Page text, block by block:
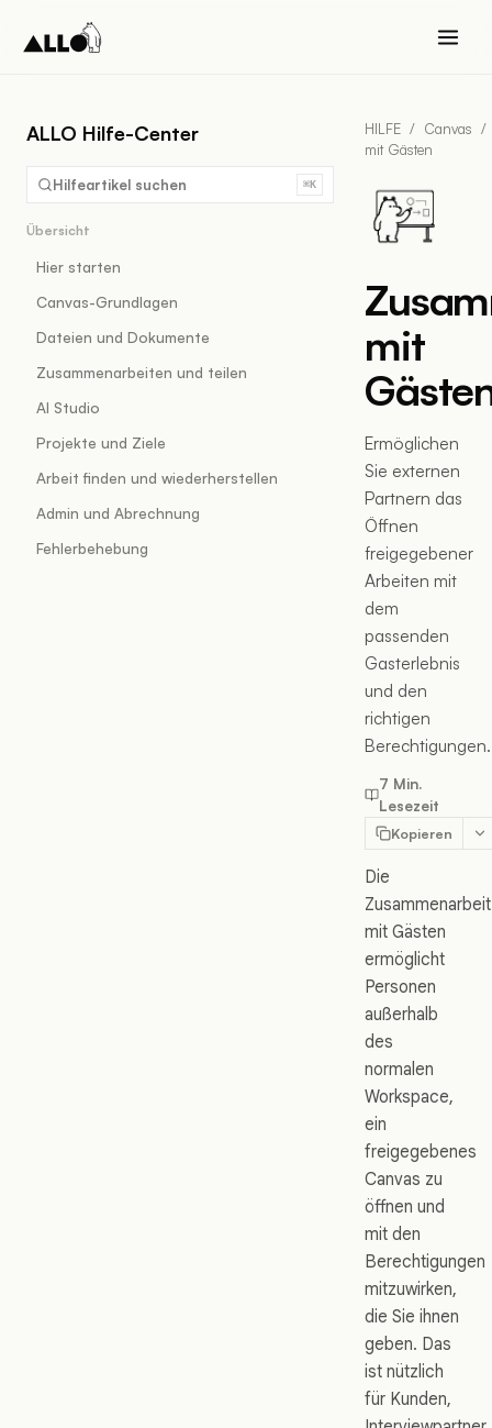
ALLO Hilfe-Center
Hilfeartikel suchen ⌘K
Übersicht
Hier starten
Canvas-Grundlagen
Dateien und Dokumente
Zusammenarbeiten und teilen
AI Studio
Projekte und Ziele
Arbeit finden und wiederherstellen
Admin und Abrechnung
Fehlerbehebung
HILFE / Canvas /
mit Gästen
mit
Ermöglichen
Sie externen
Partnern das
Öffnen
freigegebener
Arbeiten mit
dem
passenden
Gasterlebnis
und den
richtigen
Berechtigungen.
7 Min.
Lesezeit
Kopieren
Die
Zusammenarbeit
mit Gästen
ermöglicht
Personen
außerhalb
des
normalen
Workspace,
ein
freigegebenes
Canvas zu
öffnen und
mit den
Berechtigungen
mitzuwirken,
die Sie ihnen
geben. Das
ist nützlich
für Kunden,